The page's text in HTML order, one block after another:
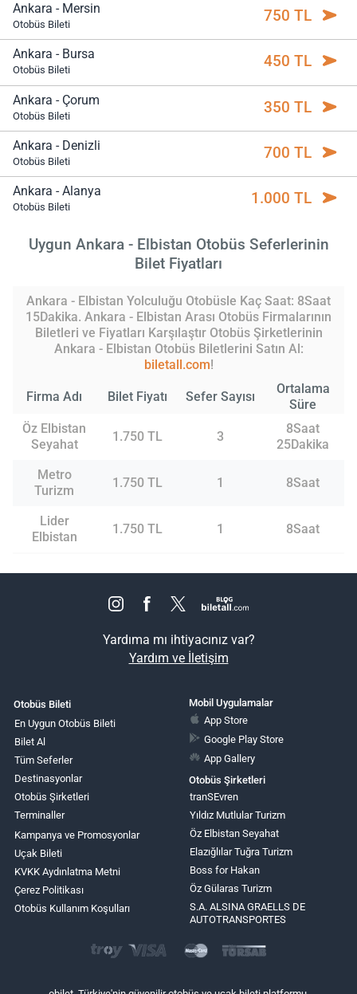
Ankara - Mersin
Otobüs Bileti 750 TL
Ankara - Bursa
Otobüs Bileti 450 TL
Ankara - Çorum
Otobüs Bileti 350 TL
Ankara - Denizli
Otobüs Bileti 700 TL
Ankara - Alanya
Otobüs Bileti 1.000 TL
Uygun Ankara - Elbistan Otobüs Seferlerinin
Bilet Fiyatları
Ankara - Elbistan Yolculuğu Otobüsle Kaç Saat: 8Saat
15Dakika. Ankara - Elbistan Arası Otobüs Firmalarının
Biletleri ve Fiyatları Karşılaştır Otobüs Şirketlerinin
Ankara - Elbistan Otobüs Biletlerini Satın Al:
biletall.com!
Firma Adı Bilet Fiyatı Sefer Sayısı
Ortalama
Süre
Öz Elbistan
Seyahat
1.750 TL 3
8Saat
25Dakika
Metro
Turizm
1.750 TL 1 8Saat
Lider
Elbistan
1.750 TL 1 8Saat
Yardıma mı ihtiyacınız var?
Yardım ve İletişim
Otobüs Bileti
En Uygun Otobüs Bileti
Bilet Al
Tüm Seferler
Destinasyonlar
Otobüs Şirketleri
Terminaller
Kampanya ve Promosyonlar
Uçak Bileti
KVKK Aydınlatma Metni
Çerez Politikası
Otobüs Kullanım Koşulları
Mobil Uygulamalar
App Store
Google Play Store
App Gallery
Otobüs Şirketleri
tranSEvren
Yıldız Mutlular Turizm
Öz Elbistan Seyahat
Elazığlılar Tuğra Turizm
Boss for Hakan
Öz Gülaras Turizm
S.A. ALSINA GRAELLS DE
AUTOTRANSPORTES